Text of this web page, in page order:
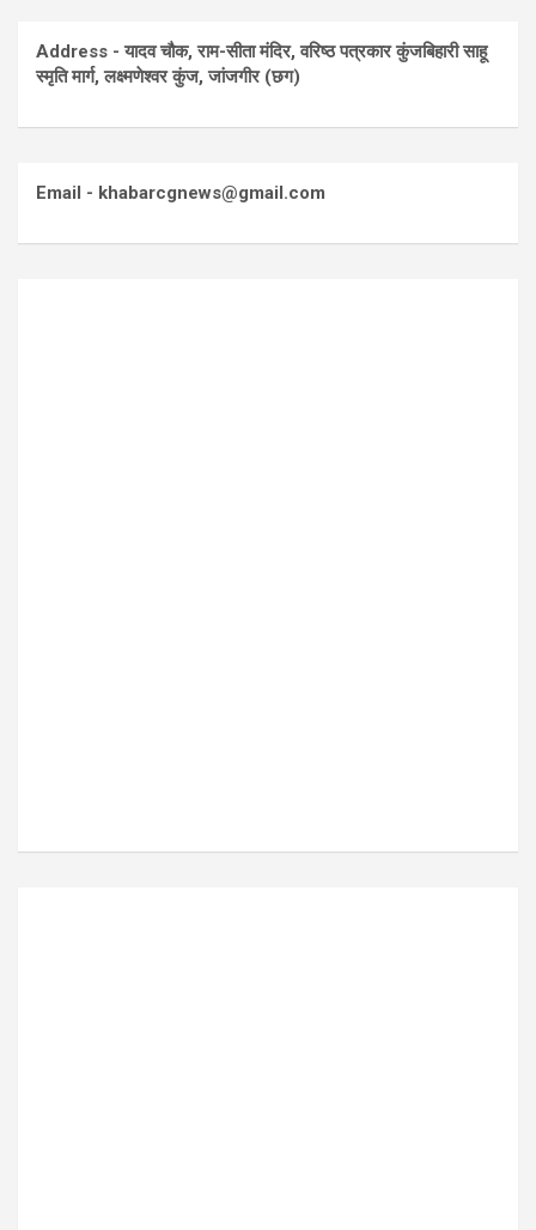
Address - यादव चौक, राम-सीता मंदिर, वरिष्ठ पत्रकार कुंजबिहारी साहू
स्मृति मार्ग, लक्ष्मणेश्वर कुंज, जांजगीर (छग)
Email - khabarcgnews@gmail.com